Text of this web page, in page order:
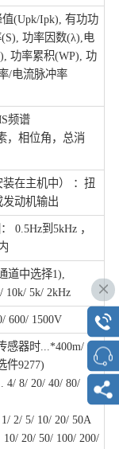
(Upk/Ipk), 有功功
功率因数(λ),电
功率累积(WP), 功
/电流脉冲率
频谱
，相位角，总消
装在主机中） ：扭
动机输出
0.5Hz到5kHz ，
道中选择1),
10k/ 5k/ 2kHz
600/ 1500V
感器时...*400m/
件9277)
4/ 8/ 20/ 40/ 80/
2/ 5/ 10/ 20/ 50A
20/ 50/ 100/ 200/